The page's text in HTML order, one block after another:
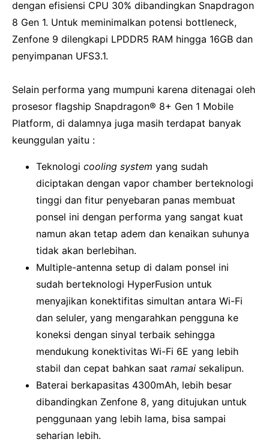
dengan efisiensi CPU 30% dibandingkan Snapdragon
8 Gen 1. Untuk meminimalkan potensi bottleneck,
Zenfone 9 dilengkapi LPDDR5 RAM hingga 16GB dan
penyimpanan UFS3.1.
Selain performa yang mumpuni karena ditenagai oleh
prosesor flagship Snapdragon® 8+ Gen 1 Mobile
Platform, di dalamnya juga masih terdapat banyak
keunggulan yaitu :
Teknologi cooling system yang sudah
diciptakan dengan vapor chamber berteknologi
tinggi dan fitur penyebaran panas membuat
ponsel ini dengan performa yang sangat kuat
namun akan tetap adem dan kenaikan suhunya
tidak akan berlebihan.
Multiple-antenna setup di dalam ponsel ini
sudah berteknologi HyperFusion untuk
menyajikan konektifitas simultan antara Wi-Fi
dan seluler, yang mengarahkan pengguna ke
koneksi dengan sinyal terbaik sehingga
mendukung konektivitas Wi-Fi 6E yang lebih
stabil dan cepat bahkan saat ramai sekalipun.
Baterai berkapasitas 4300mAh, lebih besar
dibandingkan Zenfone 8, yang ditujukan untuk
penggunaan yang lebih lama, bisa sampai
seharian lebih.